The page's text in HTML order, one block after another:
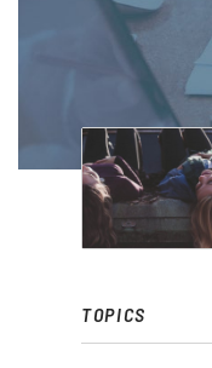
TOPICS